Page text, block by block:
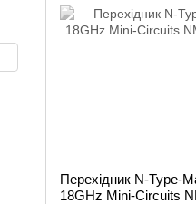
Перехідник N-Type-
18GHz Mini-Circuits